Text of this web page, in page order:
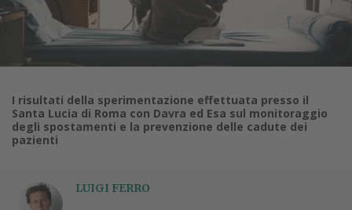
I risultati della sperimentazione effettuata presso il
Santa Lucia di Roma con Davra ed Esa sul monitoraggio
degli spostamenti e la prevenzione delle cadute dei
pazienti
LUIGI FERRO